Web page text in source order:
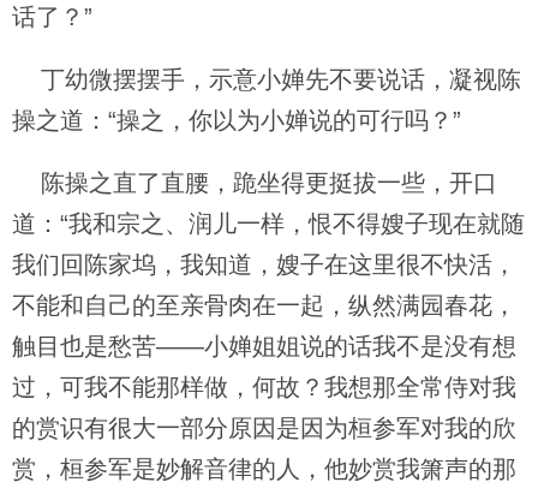
话了？”
丁幼微摆摆手，示意小婵先不要说话，凝视陈
操之道：“操之，你以为小婵说的可行吗？”
陈操之直了直腰，跪坐得更挺拔一些，开口
道：“我和宗之、润儿一样，恨不得嫂子现在就随
我们回陈家坞，我知道，嫂子在这里很不快活，
不能和自己的至亲骨肉在一起，纵然满园春花，
触目也是愁苦——小婵姐姐说的话我不是没有想
过，可我不能那样做，何故？我想那全常侍对我
的赏识有很大一部分原因是因为桓参军对我的欣
赏，桓参军是妙解音律的人，他妙赏我箫声的那